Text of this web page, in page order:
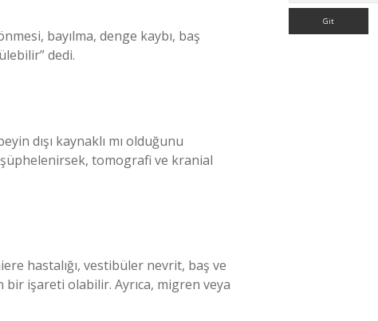
bayılma, denge kaybı, baş
dedi.
dışı kaynaklı mı olduğunu
tomografi ve kranial
hastalığı, vestibüler nevrit, baş ve
bir işareti olabilir. Ayrıca, migren veya